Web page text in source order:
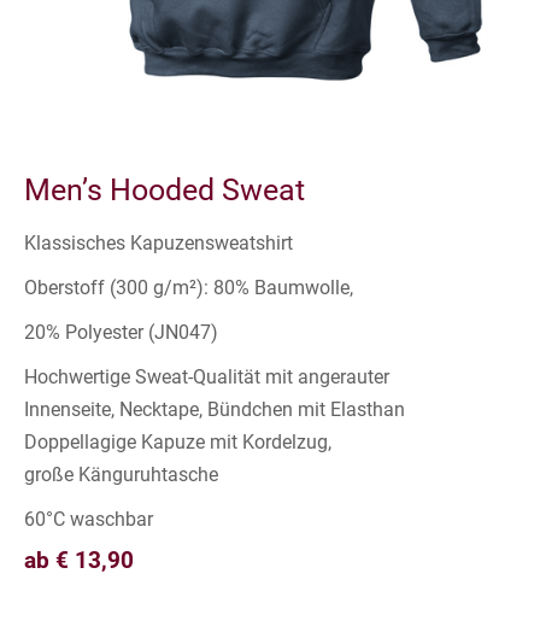
Men’s Hooded Sweat
Klassisches Kapuzensweatshirt
Oberstoff (300 g/m²): 80% Baumwolle,
20% Polyester (JN047)
Hochwertige Sweat-Qualität mit angerauter
Innenseite, Necktape, Bündchen mit Elasthan
Doppellagige Kapuze mit Kordelzug,
große Känguruhtasche
60°C waschbar
ab € 13,90